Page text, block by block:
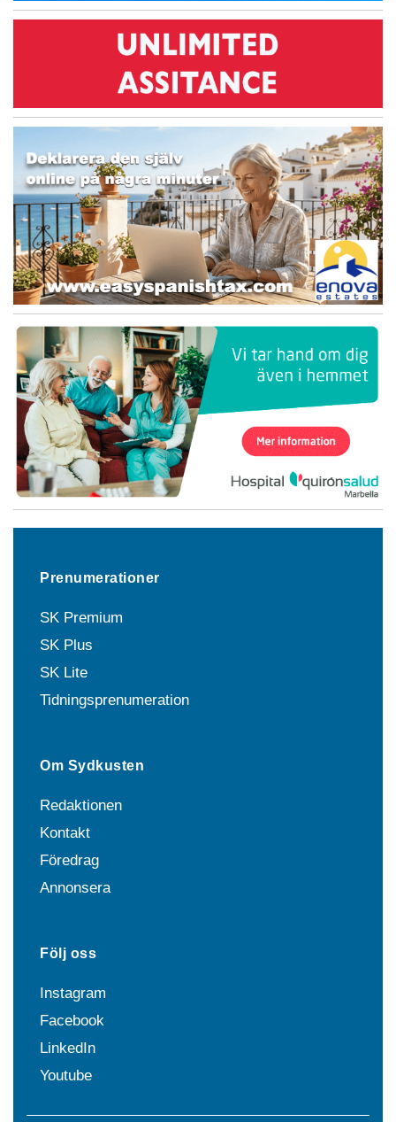
Prenumerationer
SK Premium
SK Plus
SK Lite
Tidningsprenumeration
Om Sydkusten
Redaktionen
Kontakt
Föredrag
Annonsera
Följ oss
Instagram
Facebook
LinkedIn
Youtube